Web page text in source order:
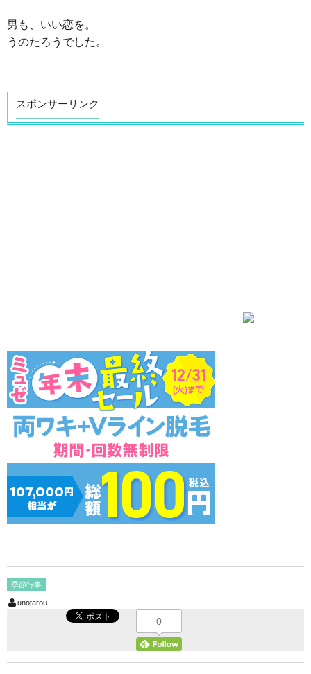
男も、いい恋を。
うのたろうでした。
スポンサーリンク
季節行事
unotarou
0